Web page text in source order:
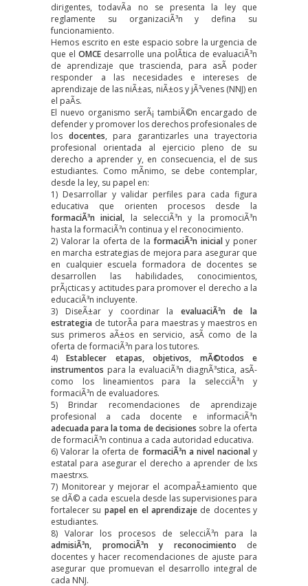
dirigentes, todavÃ­a no se presenta la ley que
reglamente su organizaciÃ³n y defina su
funcionamiento.
Hemos escrito en este espacio sobre la urgencia de
que el OMCE desarrolle una polÃ­tica de evaluaciÃ³n
de aprendizaje que trascienda, para asÃ­ poder
responder a las necesidades e intereses de
aprendizaje de las niÃ±as, niÃ±os y jÃ³venes (NNJ) en
el paÃ­s.
El nuevo organismo serÃ¡ tambiÃ©n encargado de
defender y promover los derechos profesionales de
los docentes, para garantizarles una trayectoria
profesional orientada al ejercicio pleno de su
derecho a aprender y, en consecuencia, el de sus
estudiantes. Como mÃ­nimo, se debe contemplar,
desde la ley, su papel en:
1) Desarrollar y validar perfiles para cada figura
educativa que orienten procesos desde la
formaciÃ³n inicial, la selecciÃ³n y la promociÃ³n
hasta la formaciÃ³n continua y el reconocimiento.
2) Valorar la oferta de laformaciÃ³n inicialy poner
en marcha estrategias de mejora para asegurar que
en cualquier escuela formadora de docentes se
desarrollen las habilidades, conocimientos,
prÃ¡cticas y actitudes para promover el derecho a la
educaciÃ³n incluyente.
3) DiseÃ±ar y coordinar la evaluaciÃ³n de la
estrategia de tutorÃ­a para maestras y maestros en
sus primeros aÃ±os en servicio, asÃ­ como de la
oferta de formaciÃ³n para los tutores.
4)Establecer etapas, objetivos, mÃ©todos e
instrumentos para la evaluaciÃ³n diagnÃ³stica, asÃ­
como los lineamientos para la selecciÃ³n y
formaciÃ³n de evaluadores.
5) Brindar recomendaciones de aprendizaje
profesional a cada docente e informaciÃ³n
adecuada para la toma de decisiones sobre la oferta
de formaciÃ³n continua a cada autoridad educativa.
6) Valorar la oferta de formaciÃ³n a nivel nacionaly
estatal para asegurar el derecho a aprender de lxs
maestrxs.
7) Monitorear y mejorar el acompaÃ±amiento que
se dÃ© a cada escuela desde las supervisiones para
fortalecer su papel en el aprendizajede docentes y
estudiantes.
8) Valorar los procesos de selecciÃ³n para la
admisiÃ³n, promociÃ³n y reconocimiento de
docentes y hacer recomendaciones de ajuste para
asegurar que promuevan el desarrollo integral de
cada NNJ.